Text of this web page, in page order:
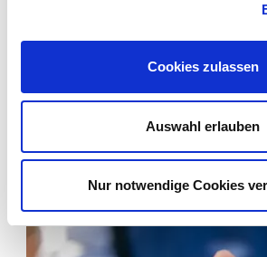
Cookies zulassen
Auswahl erlauben
Nur notwendige Cookies
CIVM49
TASTE ME